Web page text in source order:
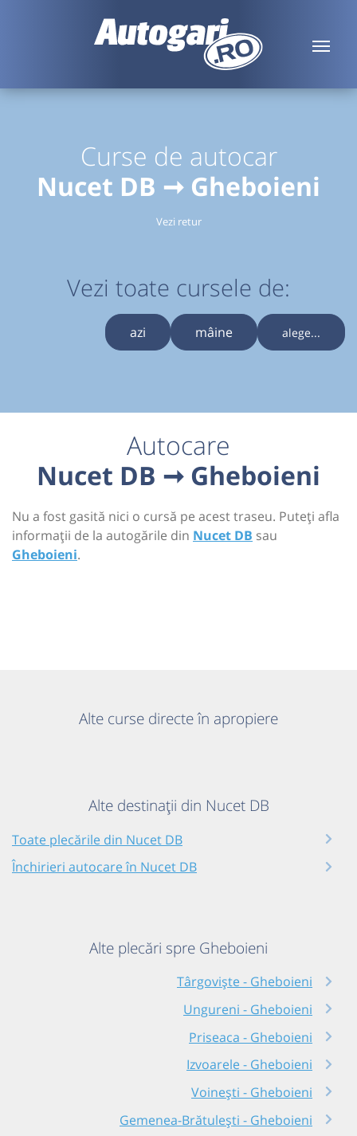
Curse de autocar
Nucet DB ➞ Gheboieni
Vezi retur
Vezi toate cursele de:
azi mâine alege...
Autocare
Nucet DB ➞ Gheboieni
Nu a fost gasită nici o cursă pe acest traseu. Puteți afla
informații de la autogările din Nucet DB sau
Gheboieni.
Alte curse directe în apropiere
Alte destinații din Nucet DB
Toate plecările din Nucet DB
Închirieri autocare în Nucet DB
Alte plecări spre Gheboieni
Târgoviște - Gheboieni
Ungureni - Gheboieni
Priseaca - Gheboieni
Izvoarele - Gheboieni
Voinești - Gheboieni
Gemenea-Brătulești - Gheboieni